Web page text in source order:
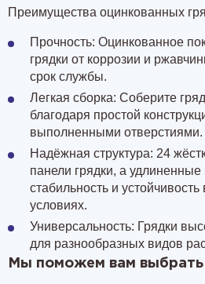
Преимущества оцинкованных
Прочность: Оцинкованное
грядки от коррозии и
срок службы.
Легкая сборка: Соберите
благодаря простой
выполненными отверстиями.
Надёжная структура: 24
панели грядки, а
стабильность и
условиях.
Универсальность: Грядки
для разнообразных видов
Мы поможем вам выбрать